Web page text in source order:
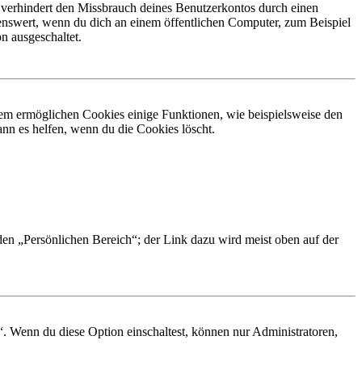
den Missbrauch deines Benutzerkontos durch einen
wenn du dich an einem öffentlichen Computer, zum Beispiel
ausgeschaltet.
ermöglichen Cookies einige Funktionen, wie beispielsweise den
es helfen, wenn du die Cookies löscht.
„Persönlichen Bereich“; der Link dazu wird meist oben auf der
du diese Option einschaltest, können nur Administratoren,